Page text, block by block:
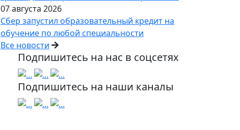
07 августа 2026
Сбер запустил образовательный кредит на
обучение по любой специальности
Все новости
Подпишитесь на нас в соцсетях
Подпишитесь на наши каналы